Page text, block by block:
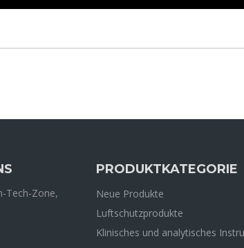
Tech-Zone,
PRODUKTKATEGORIE
Neue Produkte
Luftschutzprodukte
Klinisches und analytisches